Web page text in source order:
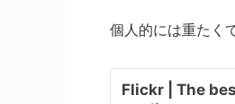
個人的には重たく